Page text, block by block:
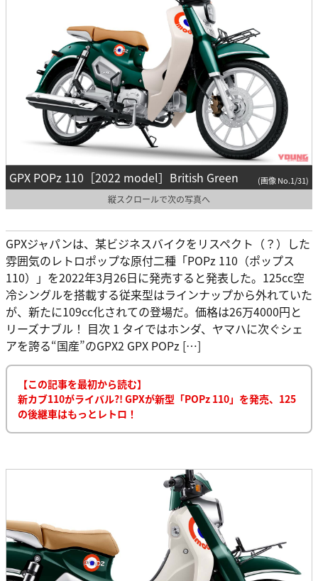
GPX POPz 110［2022 model］British Green (画像 No.1/31)
縦スクロールで次の写真へ
GPXジャパンは、某ビジネスバイクをリスペクト（？）した
雰囲気のレトロポップな原付二種「POPz 110（ポップス
110）」を2022年3月26日に発売すると発表した。125cc空
冷シングルを搭載する従来型はラインナップから外れていた
が、新たに109cc化されての登場だ。価格は26万4000円と
リーズナブル！ 目次 1 タイではホンダ、ヤマハに次ぐシェ
アを誇る“国産”のGPX2 GPX POPz […]
【この記事を最初から読む】
新カブ110がライバル?! GPXが新型「POPz 110」を発売、125
の後継車はもっとレトロ！